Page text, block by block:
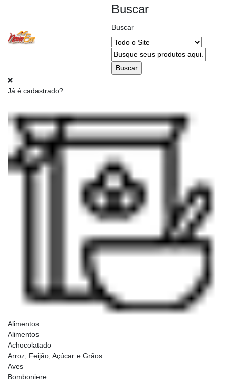
Buscar
Buscar
Já é cadastrado?
Alimentos
Alimentos
Achocolatado
Arroz, Feijão, Açúcar e Grãos
Aves
Bomboniere